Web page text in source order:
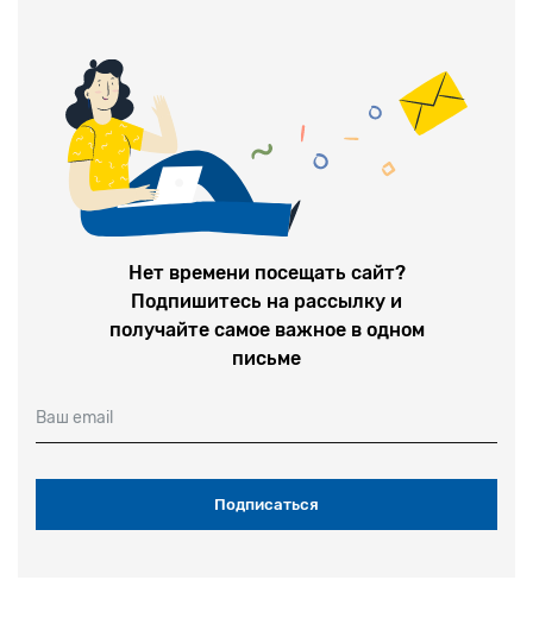
Нет времени посещать сайт?
Подпишитесь на рассылку и
получайте самое важное в одном
письме
Ваш email